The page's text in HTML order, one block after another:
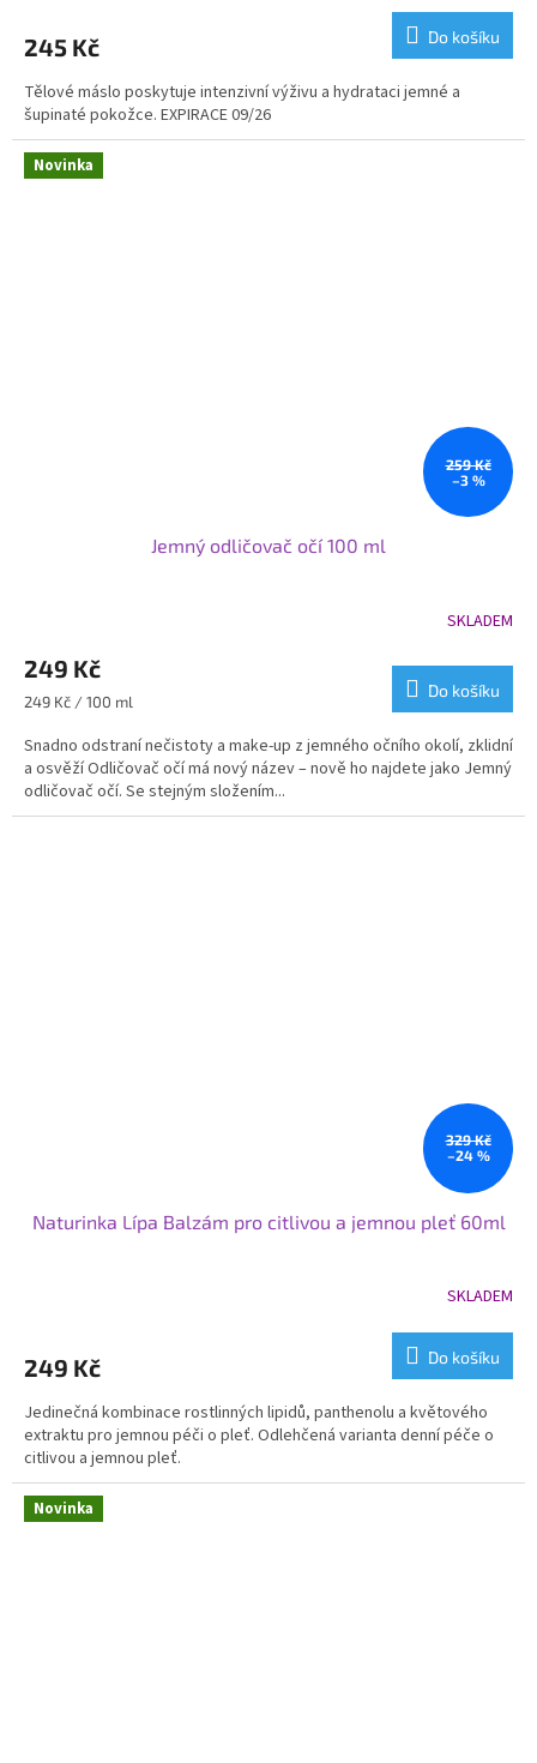
245 Kč Do košíku
Tělové máslo poskytuje intenzivní výživu a hydrataci jemné a
šupinaté pokožce. EXPIRACE 09/26
Novinka
259 Kč
–3 %
Jemný odličovač očí 100 ml
SKLADEM
249 Kč
Měrná
249 Kč / 100 ml
Do košíku
Snadno odstraní nečistoty a make-up z jemného očního okolí, zklidní
a osvěží Odličovač očí má nový název – nově ho najdete jako Jemný
odličovač očí. Se stejným složením...
329 Kč
–24 %
Naturinka Lípa Balzám pro citlivou a jemnou pleť 60ml
SKLADEM
249 Kč Do košíku
Jedinečná kombinace rostlinných lipidů, panthenolu a květového
extraktu pro jemnou péči o pleť. Odlehčená varianta denní péče o
citlivou a jemnou pleť.
Novinka